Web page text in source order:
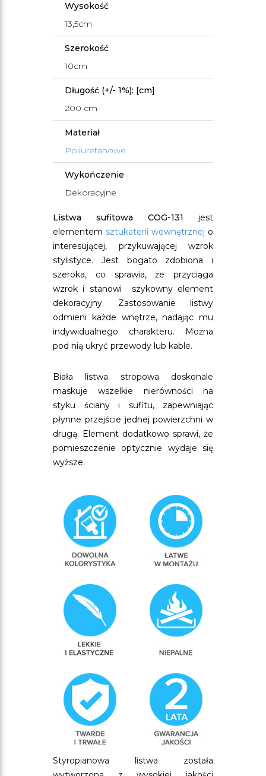
Wysokość
13,5cm
Szerokość
10cm
Długość (+/- 1%): [cm]
200 cm
Materiał
Poliuretanowe
Wykończenie
Dekoracyjne
Listwa sufitowa COG-131 jest
elementem sztukaterii wewnętrznej o
interesującej, przykuwającej wzrok
stylistyce. Jest bogato zdobiona i
szeroka, co sprawia, że przyciąga
wzrok i stanowi szykowny element
dekoracyjny. Zastosowanie listwy
odmieni każde wnętrze, nadając mu
indywidualnego charakteru. Można
pod nią ukryć przewody lub kable.
Biała listwa stropowa doskonale
maskuje wszelkie nierówności na
styku ściany i sufitu, zapewniając
płynne przejście jednej powierzchni w
drugą. Element dodatkowo sprawi, że
pomieszczenie optycznie wydaje się
wyższe.
Styropianowa listwa została